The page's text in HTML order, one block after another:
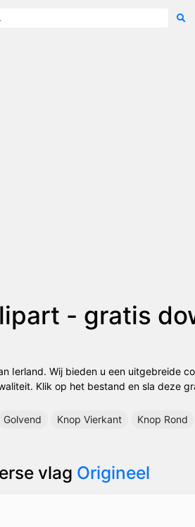
- gratis
Ierland. Wij bieden u een uitgebreide
Klik op het bestand en sla deze
Golvend Knop Vierkant Knop Rond
vlag Origineel